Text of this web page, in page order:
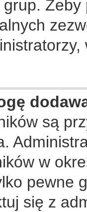
są
w
pewne
się z